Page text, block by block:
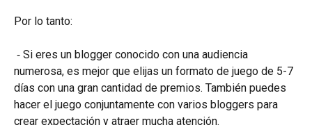
Por lo tanto:
numerosa, es mejor que elijas un formato de juego de 5-7
días con una gran cantidad de premios. También puedes
hacer el juego conjuntamente con varios bloggers para
crear expectación y atraer mucha atención.